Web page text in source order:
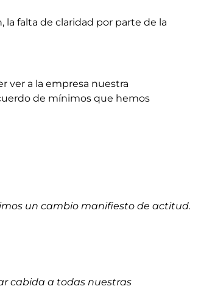
la falta de claridad por parte de la
ver a la empresa nuestra
de mínimos que hemos
un cambio manifiesto de actitud.
cabida a todas nuestras